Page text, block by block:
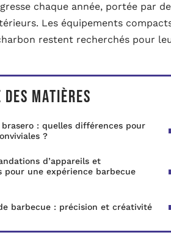
chaque année, portée par
Les équipements
restent recherchés pour
des matières
brasero : quelles différences pour
?
d’appareils et
pour une expérience barbecue
barbecue : précision et créativité